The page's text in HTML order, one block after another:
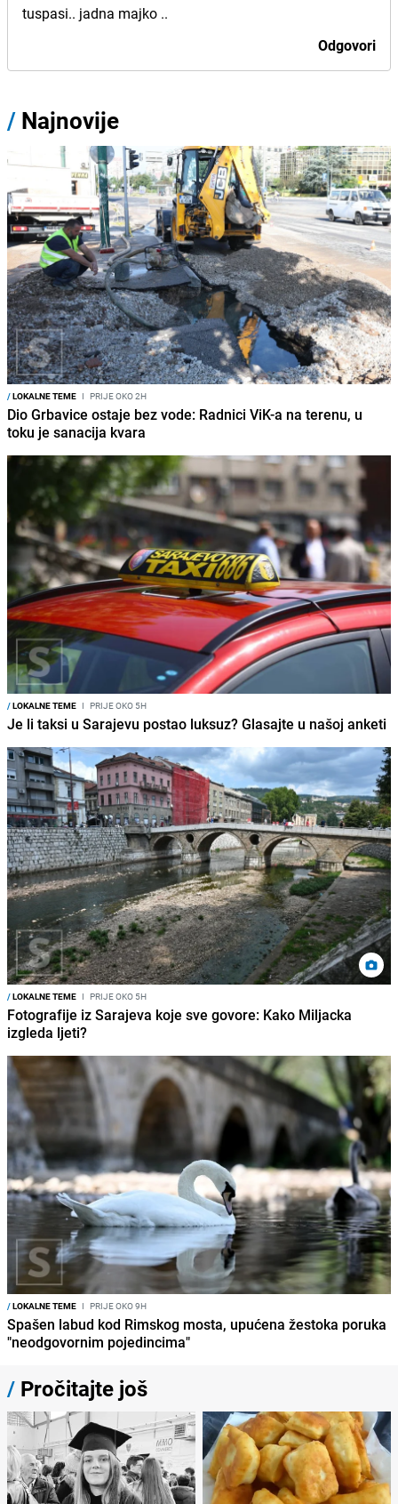
tuspasi.. jadna majko ..
Odgovori
/ Najnovije
/LOKALNE TEME I PRIJE OKO 2H
Dio Grbavice ostaje bez vode: Radnici ViK-a na terenu, u
toku je sanacija kvara
/LOKALNE TEME I PRIJE OKO 5H
Je li taksi u Sarajevu postao luksuz? Glasajte u našoj anketi
/LOKALNE TEME I PRIJE OKO 5H
Fotografije iz Sarajeva koje sve govore: Kako Miljacka
izgleda ljeti?
/LOKALNE TEME I PRIJE OKO 9H
Spašen labud kod Rimskog mosta, upućena žestoka poruka
"neodgovornim pojedincima"
/ Pročitajte još